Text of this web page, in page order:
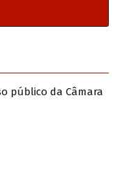
público da Câmara